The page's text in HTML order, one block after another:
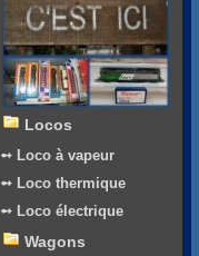
Locos
➻ Loco à vapeur
➻ Loco thermique
➻ Loco électrique
Wagons